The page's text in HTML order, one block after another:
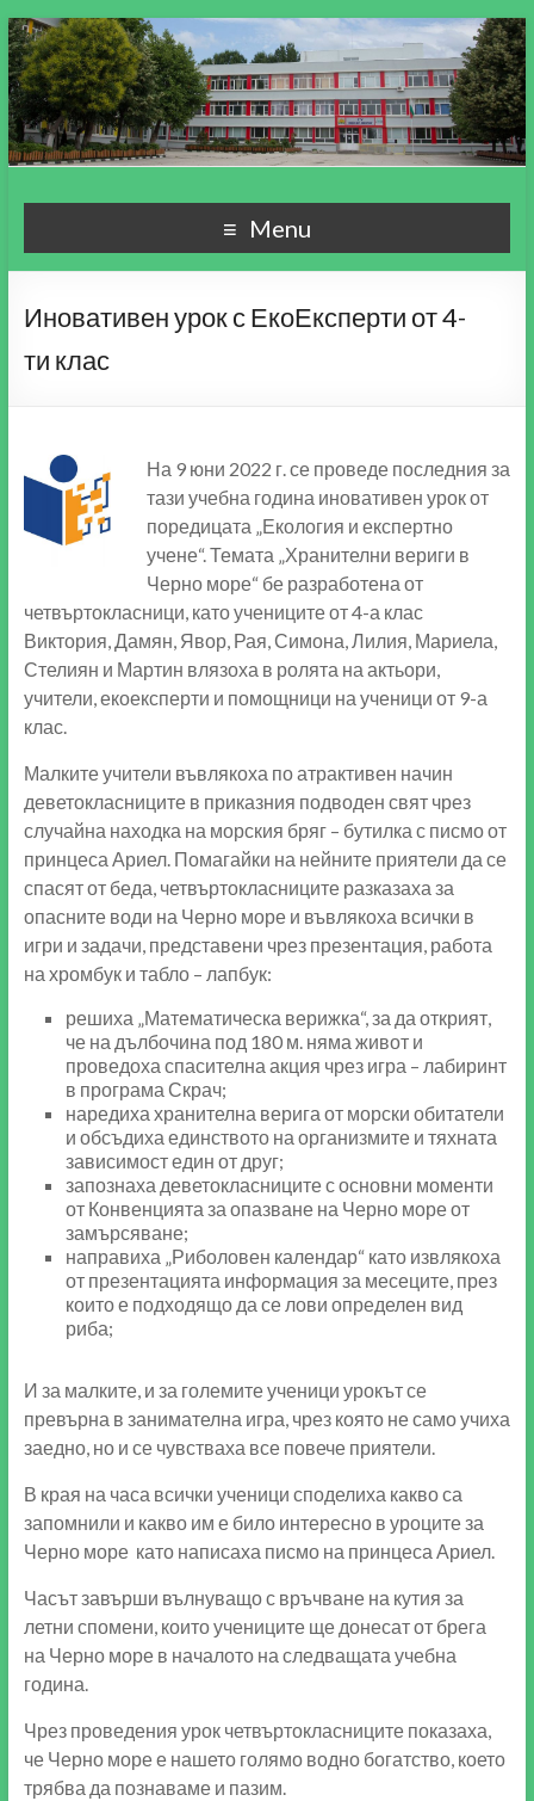
СУ "Пейо Кр. Яворов"
гр. Варна
Училище, мой свят чудесен!
Menu
Иновативен урок с ЕкоЕксперти от 4-
ти клас
На 9 юни 2022 г. се проведе последния за
тази учебна година иновативен урок от
поредицата „Екология и експертно
учене“. Темата „Хранителни вериги в
Черно море“ бе разработена от
четвъртокласници, като учениците от 4-а клас
Виктория, Дамян, Явор, Рая, Симона, Лилия, Мариела,
Стелиян и Мартин влязоха в ролята на актьори,
учители, екоексперти и помощници на ученици от 9-а
клас.
Малките учители въвлякоха по атрактивен начин
деветокласниците в приказния подводен свят чрез
случайна находка на морския бряг – бутилка с писмо от
принцеса Ариел. Помагайки на нейните приятели да се
спасят от беда, четвъртокласниците разказаха за
опасните води на Черно море и въвлякоха всички в
игри и задачи, представени чрез презентация, работа
на хромбук и табло – лапбук:
решиха „Математическа верижка“, за да открият,
че на дълбочина под 180 м. няма живот и
проведоха спасителна акция чрез игра – лабиринт
в програма Скрач;
наредиха хранителна верига от морски обитатели
и обсъдиха единството на организмите и тяхната
зависимост един от друг;
запознаха деветокласниците с основни моменти
от Конвенцията за опазване на Черно море от
замърсяване;
направиха „Риболовен календар“ като извлякоха
от презентацията информация за месеците, през
които е подходящо да се лови определен вид
риба;
И за малките, и за големите ученици урокът се
превърна в занимателна игра, чрез която не само учиха
заедно, но и се чувстваха все повече приятели.
В края на часа всички ученици споделиха какво са
запомнили и какво им е било интересно в уроците за
Черно море като написаха писмо на принцеса Ариел.
Часът завърши вълнуващо с връчване на кутия за
летни спомени, които учениците ще донесат от брега
на Черно море в началото на следващата учебна
година.
Чрез проведения урок четвъртокласниците показаха,
че Черно море е нашето голямо водно богатство, което
трябва да познаваме и пазим.